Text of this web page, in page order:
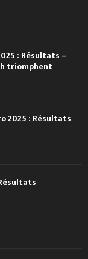
: Résultats –
triomphent
2025 : Résultats